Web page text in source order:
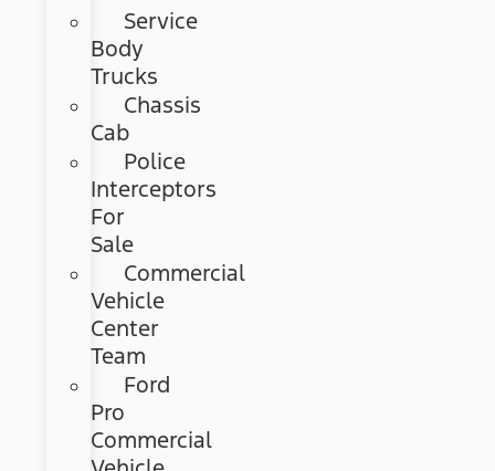
Service
Body
Trucks
Chassis
Cab
Police
Interceptors
For
Sale
Commercial
Vehicle
Center
Team
Ford
Pro
Commercial